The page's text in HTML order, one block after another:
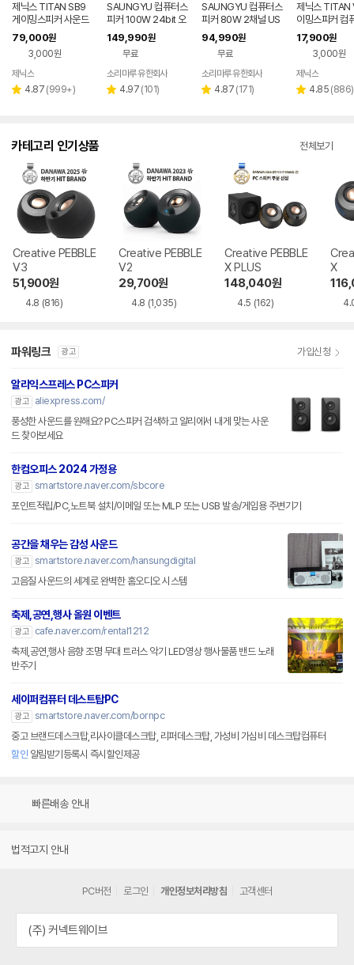
제닉스 TITAN SB9
게이밍스피커 사운드
바 컴퓨터스피커
79,000원
3,000원
페이
제닉스
별 4.87 리
(999+)
SAUNGYU 컴퓨터스
피커 100W 24bit 오
디오 2채널 PC 유선
블루투스 연결
149,990원
무료
소리마루 유한회사
별 4.97 리
(101)
SAUNGYU 컴퓨터스
피커 80W 2채널 US
B DAC 옵티컬 유선 연
결 블루투스 스피커
94,990원
무료
소리마루 유한회사
별 4.87 리
(171)
제닉스 TITAN
이밍스피커 컴
피커
17,900원
3,000원
페이
제닉스
별 4.85 리
(886)
카테고리 인기상품 전체보기
Creative PEBBLE
V3
51,900원
4.8 (816)
Creative PEBBLE
V2
29,700원
4.8 (1,035)
Creative PEBBLE
X PLUS
148,040원
4.5 (162)
X
파워링크 광고 가입신청
알리익스프레스 PC스피커
광고
aliexpress.com/
풍성한 사운드를 원해요? PC스피커 검색하고 알리에서 내게 맞는 사운
드 찾아보세요
한컴오피스 2024 가정용
광고 smartstore.naver.com/sbcore
포인트적립/PC,노트북 설치/이메일 또는 MLP 또는 USB 발송/게임용 주변기기
공간을 채우는 감성 사운드
광고 smartstore.naver.com/hansungdigital
고음질 사운드의 세계로 완벽한 홈오디오 시스템
축제,공연,행사 올원 이벤트
광고
cafe.naver.com/rental1212
축제,공연,행사 음향 조명 무대 트러스 악기 LED영상 행사물품 밴드 노래
반주기
세이퍼컴퓨터 데스트탑PC
광고 smartstore.naver.com/bornpc
중고 브랜드데스크탑,리사이클데스크탑, 리퍼데스크탑, 가성비 가심비 데스크탑컴퓨터
할인 알림받기등록시 즉시할인제공
빠른배송 안내
법적고지 안내
PC버전 로그인 개인정보처리방침 고객센터
(주) 커넥트웨이브